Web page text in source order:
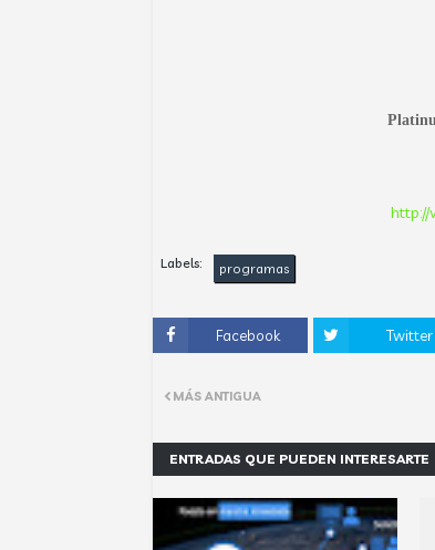
http://
Labels: programas
Facebook Twitter
MÁS ANTIGUA
ENTRADAS QUE PUEDEN INTERESARTE